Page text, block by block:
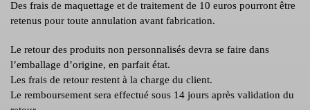
Des frais de maquettage et de traitement de 10 euros pourront être
retenus pour toute annulation avant fabrication.
Le retour des produits non personnalisés devra se faire dans
l’emballage d’origine, en parfait état.
Les frais de retour restent à la charge du client.
Le remboursement sera effectué sous 14 jours après validation du